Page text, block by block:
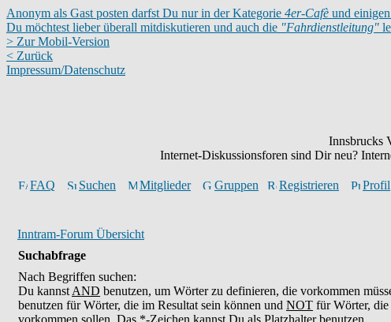
Anonym als Gast posten darfst Du nur in der Kategorie 4er-Cafè und
Du möchtest lieber überall mitdiskutieren und auch die "Fahrdienstleitung"
> Zur Mobil-Version
< Zurück
Impressum/Datenschutz
Innsbrucks
Internet-Diskussionsforen sind Dir neu?
FAQ Suchen Mitglieder Gruppen Registrieren Profil
Inntram-Forum Übersicht
Suchabfrage
Nach Begriffen suchen:
Du kannst AND benutzen, um Wörter zu definieren, die vorkommen
benutzen für Wörter, die im Resultat sein können und NOT für Wörter,
vorkommen sollen. Das *-Zeichen kannst Du als Platzhalter benutzen.